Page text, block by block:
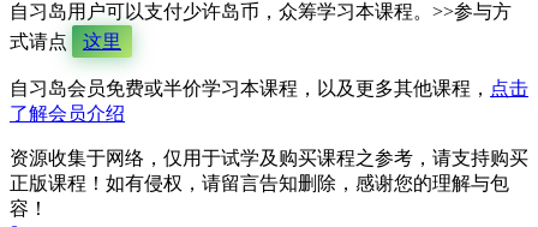
自习岛用户可以支付少许岛币，众筹学习本课程。>>参与方
式请点
这里
自习岛会员免费或半价学习本课程，以及更多其他课程， 点击
了解会员介绍
资源收集于网络，仅用于试学及购买课程之参考，请支持购买
正版课程！如有侵权，请留言告知删除，感谢您的理解与包
容！